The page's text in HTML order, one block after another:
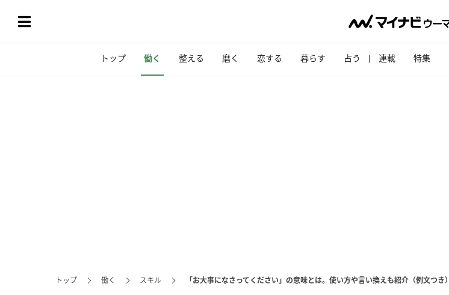
トップ 働く 整える 磨く 恋する 暮らす 占う 連載 特集
トップ 働く スキル 「お大事になさってください」の意味とは。使い方や言い換えも紹介（例文つき）